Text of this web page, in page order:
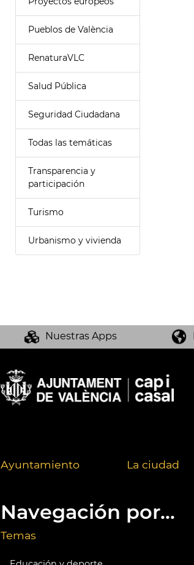
Pueblos de València
RenaturaVLC
Salud Pública
Seguridad Ciudadana
Todas las temáticas
Transparencia y
participación
Turismo
Urbanismo y vivienda
Nuestras Apps
Ayuntamiento La ciudad
Navegación por...
Temas